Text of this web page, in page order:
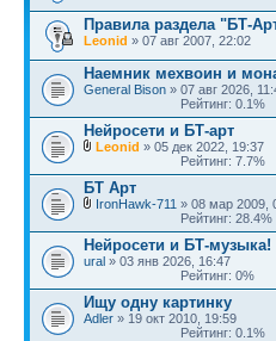
Правила раздела "БТ-
Leonid » 07 авг 2007, 22:02
Наемник мехвоин и
General Bison » 07 авг 2026,
Рейтинг: 0.1%
Нейросети и БТ-арт
Leonid » 05 дек 2022, 19:37
Рейтинг: 7.7%
БТ Арт
IronHawk-711 » 08 мар 2009,
Рейтинг: 28.4%
Нейросети и БТ-музыка!
ural » 03 янв 2026, 16:47
Рейтинг: 0%
Ищу одну картинку
Adler » 19 окт 2010, 19:59
Рейтинг: 0.1%